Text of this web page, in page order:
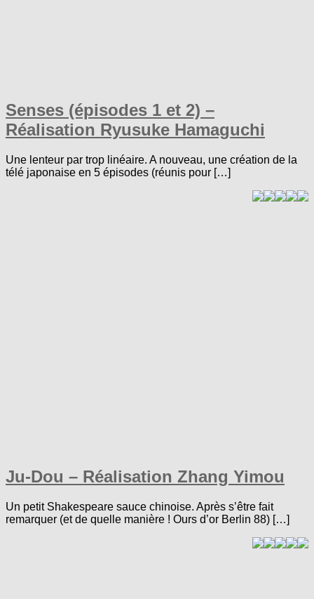
Senses (épisodes 1 et 2) –
Réalisation Ryusuke Hamaguchi
Une lenteur par trop linéaire. A nouveau, une création de la
télé japonaise en 5 épisodes (réunis pour […]
Ju-Dou – Réalisation Zhang Yimou
Un petit Shakespeare sauce chinoise. Après s’être fait
remarquer (et de quelle manière ! Ours d’or Berlin 88) […]